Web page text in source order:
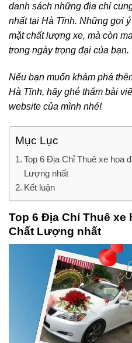
danh sách những địa chỉ
nhất tại Hà Tĩnh. Những gợi
mặt chất lượng xe, mà còn
trong ngày trọng đại của bạn.
Nếu bạn muốn khám phá
Hà Tĩnh, hãy ghé thăm bài
website của mình nhé!
Mục Lục
Top 6 Địa Chỉ Thuê xe hoa
Lượng nhất
Kết luận
Top 6 Địa Chỉ Thuê xe
Chất Lượng nhất